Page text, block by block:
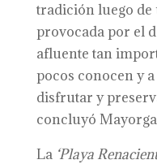
tradición luego
provocada por el
afluente tan
pocos conocen y
disfrutar y
concluyó
La ‘Playa